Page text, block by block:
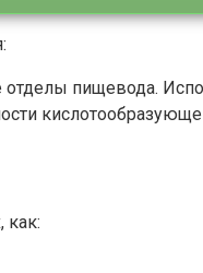
пищевода.
как: